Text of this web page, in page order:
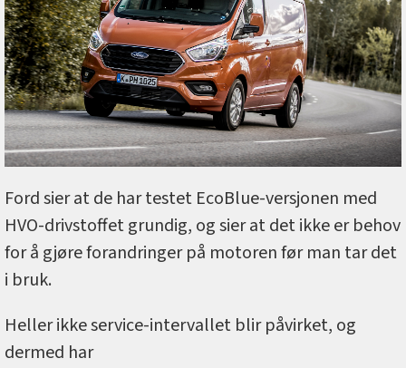
Ford sier at de har testet EcoBlue-versjonen med
HVO-drivstoffet grundig, og sier at det ikke er behov
for å gjøre forandringer på motoren før man tar det
i bruk.
Heller ikke service-intervallet blir påvirket, og
dermed har